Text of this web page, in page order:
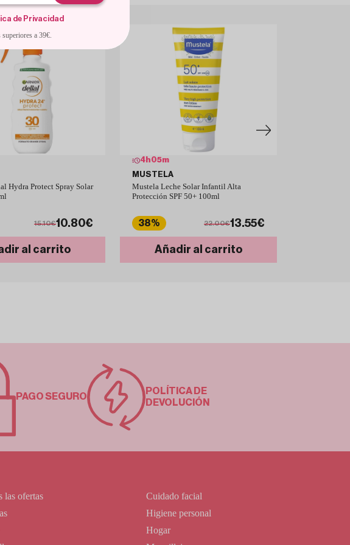
Hydra Protect Spray Solar
15.10€10.80€
al carrito
4 h05m
MUSTELA
Mustela Leche Solar Infantil Alta
Protección SPF 50+ 100ml
38% 22.00€13.55€
Añadir al carrito
PAGO SEGURO
POLÍTICA DE
DEVOLUCIÓN
las ofertas
Cuidado facial
Higiene personal
Hogar
de Privacidad
a 39€.